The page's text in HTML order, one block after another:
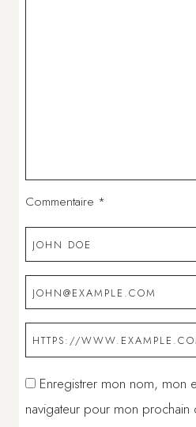
Commentaire *
Enregistrer mon nom, mon
navigateur pour mon prochain